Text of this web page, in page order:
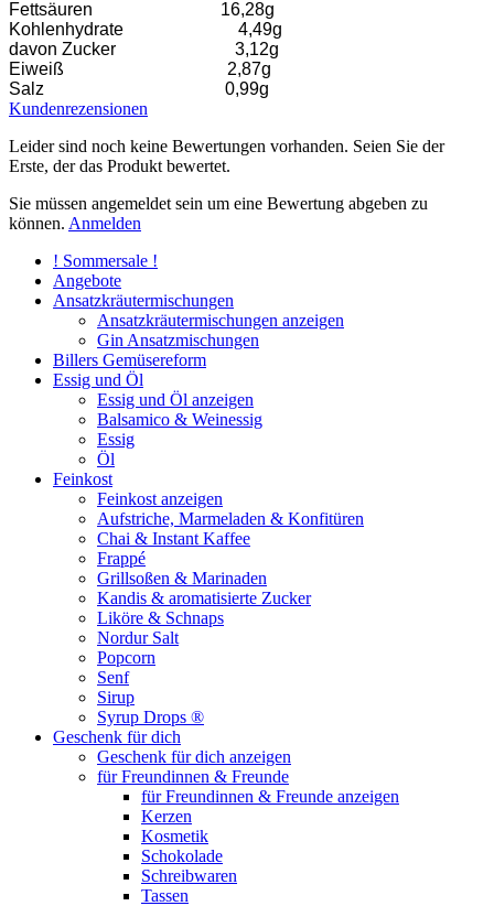
Fettsäuren 16,28g
Kohlenhydrate 4,49g
davon Zucker 3,12g
Eiweiß 2,87g
Salz 0,99g
Kundenrezensionen
Leider sind noch keine Bewertungen vorhanden. Seien Sie der
Erste, der das Produkt bewertet.
Sie müssen angemeldet sein um eine Bewertung abgeben zu
können. Anmelden
! Sommersale !
Angebote
Ansatzkräutermischungen
Ansatzkräutermischungen anzeigen
Gin Ansatzmischungen
Billers Gemüsereform
Essig und Öl
Essig und Öl anzeigen
Balsamico & Weinessig
Essig
Öl
Feinkost
Feinkost anzeigen
Aufstriche, Marmeladen & Konfitüren
Chai & Instant Kaffee
Frappé
Grillsoßen & Marinaden
Kandis & aromatisierte Zucker
Liköre & Schnaps
Nordur Salt
Popcorn
Senf
Sirup
Syrup Drops ®
Geschenk für dich
Geschenk für dich anzeigen
für Freundinnen & Freunde
für Freundinnen & Freunde anzeigen
Kerzen
Kosmetik
Schokolade
Schreibwaren
Tassen